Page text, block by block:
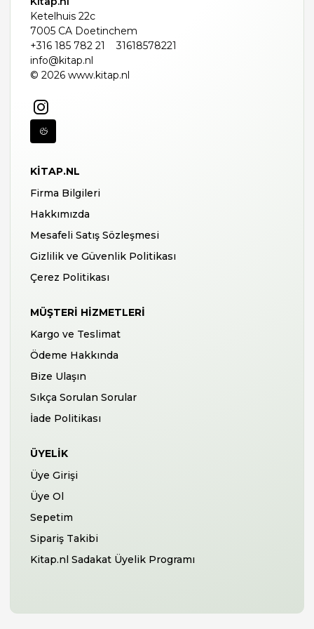
Ketelhuis 22c
7005 CA Doetinchem
+316 185 782 21
31618578221
info@kitap.nl
© 2026 www.kitap.nl
KITAP.NL
Firma Bilgileri
Hakkımızda
Mesafeli Satış Sözleşmesi
Gizlilik ve Güvenlik Politikası
Çerez Politikası
MÜŞTERI HIZMETLERI
Kargo ve Teslimat
Ödeme Hakkında
Bize Ulaşın
Sıkça Sorulan Sorular
İade Politikası
ÜYELIK
Üye Girişi
Üye Ol
Sepetim
Sipariş Takibi
Kitap.nl Sadakat Üyelik Programı